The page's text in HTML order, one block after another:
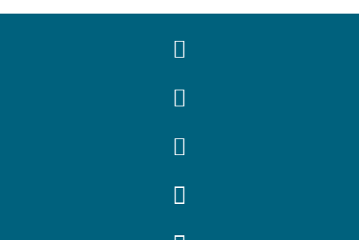



